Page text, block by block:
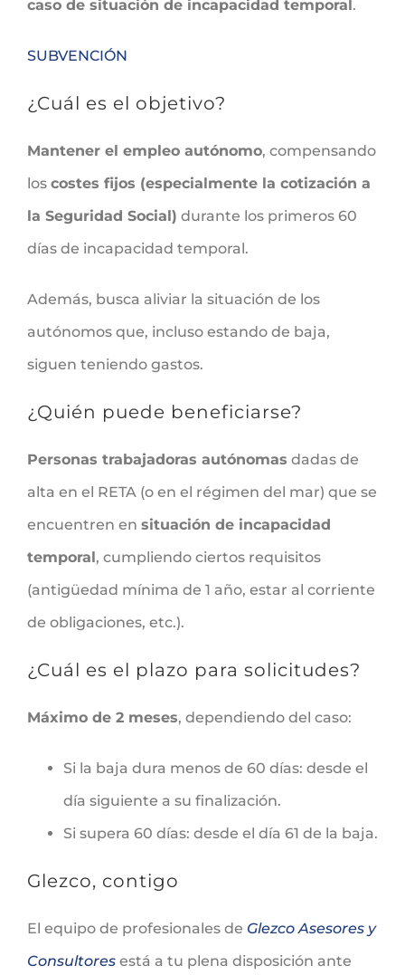
caso de situación de incapacidad temporal.
SUBVENCIÓN
¿Cuál es el objetivo?
Mantener el empleo autónomo, compensando
los costes fijos (especialmente la cotización a
la Seguridad Social) durante los primeros 60
días de incapacidad temporal.
Además, busca aliviar la situación de los
autónomos que, incluso estando de baja,
siguen teniendo gastos.
¿Quién puede beneficiarse?
Personas trabajadoras autónomas dadas de
alta en el RETA (o en el régimen del mar) que se
encuentren en situación de incapacidad
temporal, cumpliendo ciertos requisitos
(antigüedad mínima de 1 año, estar al corriente
de obligaciones, etc.).
¿Cuál es el plazo para solicitudes?
Máximo de 2 meses, dependiendo del caso:
Si la baja dura menos de 60 días: desde el
día siguiente a su finalización.
Si supera 60 días: desde el día 61 de la baja.
Glezco, contigo
El equipo de profesionales de Glezco Asesores y
Consultores está a tu plena disposición ante